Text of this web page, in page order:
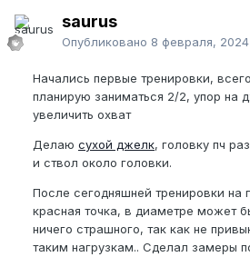
saurus
Опубликовано 8 февраля, 2024
Начались первые тренировки,
планирую заниматься 2/2, упор на
увеличить охват
Делаю сухой джелк, головку пч
и ствол около головки.
После сегодняшней тренировки на
красная точка, в диаметре может
ничего страшного, так как не
таким нагрузкам.. Сделал замеры